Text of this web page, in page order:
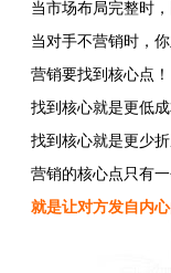
当市场布局完整时
当对手不营销时，
营销要找到核心点！
找到核心就是更低
找到核心就是更少
营销的核心点只有一
就是让对方发自内